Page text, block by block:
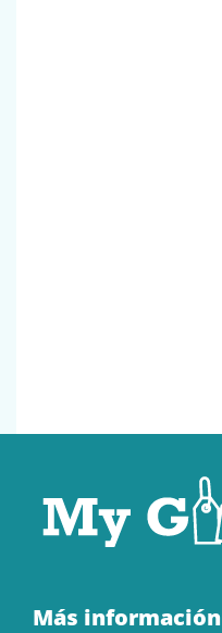
Más información